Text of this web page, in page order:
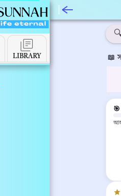
LIBRARY
বিষয়ভিত্তিক
📖